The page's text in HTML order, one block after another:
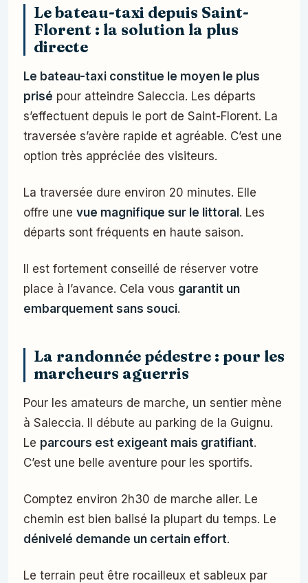
Le bateau-taxi depuis Saint-
Florent : la solution la plus
directe
Le bateau-taxi constitue le moyen le plus
prisé pour atteindre Saleccia. Les départs
s’effectuent depuis le port de Saint-Florent. La
traversée s’avère rapide et agréable. C’est une
option très appréciée des visiteurs.
La traversée dure environ 20 minutes. Elle
offre une vue magnifique sur le littoral . Les
départs sont fréquents en haute saison.
Il est fortement conseillé de réserver votre
place à l’avance. Cela vous garantit un
embarquement sans souci.
La randonnée pédestre : pour les
marcheurs aguerris
Pour les amateurs de marche, un sentier mène
à Saleccia. Il débute au parking de la Guignu.
Le parcours est exigeant mais gratifiant.
C’est une belle aventure pour les sportifs.
Comptez environ 2h30 de marche aller. Le
chemin est bien balisé la plupart du temps. Le
dénivelé demande un certain effort.
Le terrain peut être rocailleux et sableux par